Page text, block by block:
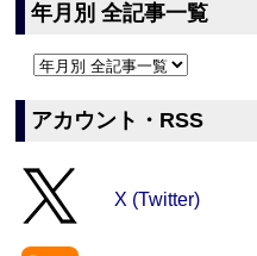
年月別 全記事一覧
アカウント・RSS
X (Twitter)